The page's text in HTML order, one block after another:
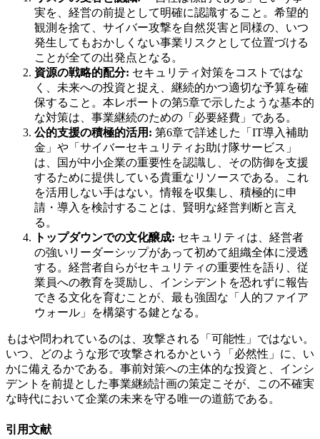
実を、経営の前提として明確に認識すること。希望的
観測を捨て、サイバー攻撃を自然災害と同様の、いつ
発生してもおかしくない事業リスクとして位置づける
ことが全ての出発点となる。
資源の戦略的配分: セキュリティ対策をコストではな
く、未来への投資と捉え、継続的かつ適切な予算を確
保すること。本レポートの第5章で示したような基本的
な対策は、事業継続のための「必要経費」である。
公的支援の積極的活用: 第6章で詳述した「IT導入補助
金」や「サイバーセキュリティお助け隊サービス」
は、国が中小企業の重要性を認識し、その防御を支援
するために提供している貴重なリソースである。これ
を活用しない手はない。情報を収集し、積極的に申
請・導入を検討することは、賢明な経営判断と言え
る。
トップダウンでの文化醸成: セキュリティは、経営者
の強いリーダーシップがあって初めて組織全体に浸透
する。経営者自らがセキュリティの重要性を語り、従
業員への教育を奨励し、インシデントを恐れずに報告
できる文化を育むことが、最も強固な「人的ファイア
ウォール」を構築する鍵となる。
もはや問われているのは、攻撃される「可能性」ではない。
いつ、どのような形で攻撃されるかという「必然性」に、い
かに備えるかである。事前対策への主体的な投資と、インシ
デントを前提とした事業継続計画の策定こそが、この不確実
な時代において企業の未来を守る唯一の道筋である。
引用文献